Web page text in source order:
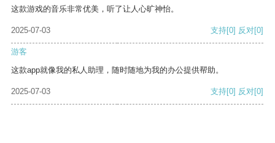
这款游戏的音乐非常优美，听了让人心旷神怡。
2025-07-03 支持[0] 反对[0]
游客
这款app就像我的私人助理，随时随地为我的办公提供帮助。
2025-07-03 支持[0] 反对[0]